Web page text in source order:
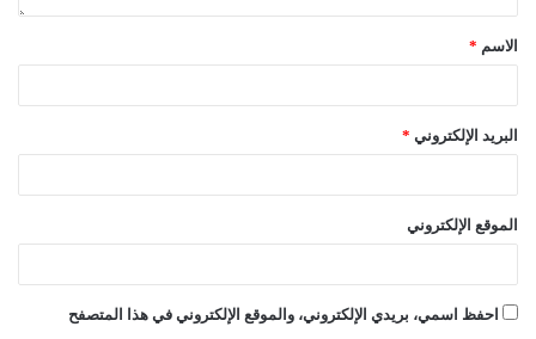
الصادق بن عبد الرحمن الغرياني
18/ ربيع الآخر/ 1440هـ
25/ 12/ 2018م
الوسوم التأمين التجاري الغرر والمقامرة
الاسم *
البريد الإلكتروني *
الموقع الإلكتروني
احفظ اسمي، بريدي الإلكتروني، والموقع الإلكتروني في هذا المتصفح